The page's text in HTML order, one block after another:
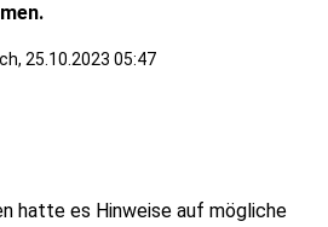
25.10.2023 05:47
hatte es Hinweise auf mögliche